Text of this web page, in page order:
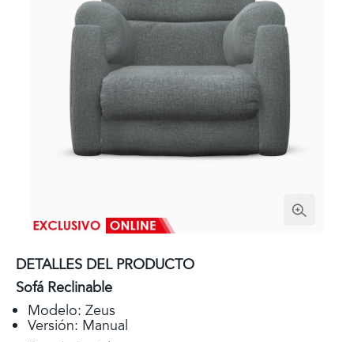
DETALLES DEL PRODUCTO
Sofá Reclinable
Modelo: Zeus
Versión: Manual